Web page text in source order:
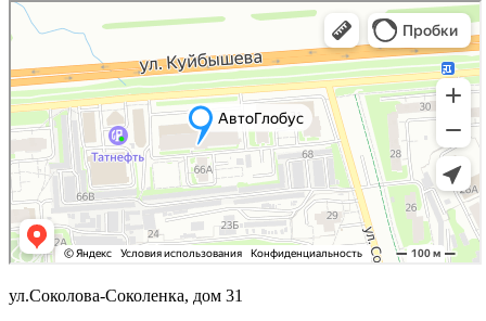
ул.Соколова-Соколенка, дом 31